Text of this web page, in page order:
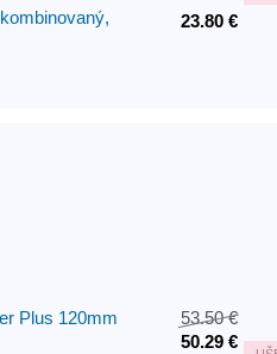
23.80 €
Plus 120mm
53.50 €
50.29 €